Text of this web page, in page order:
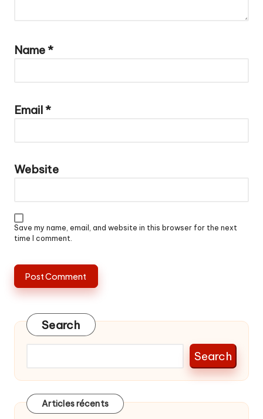
Name*
Email*
Website
Save my name, email, and website in this browser for the next
time I comment.
Search
Search
Articles récents